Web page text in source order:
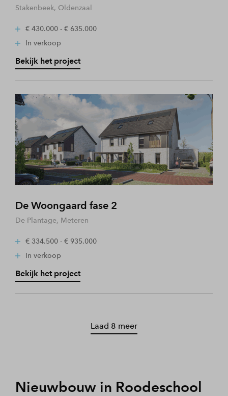
Stakenbeek, Oldenzaal
€ 430.000 - € 635.000
In verkoop
Bekijk het project
De Woongaard fase 2
De Plantage, Meteren
€ 334.500 - € 935.000
In verkoop
Bekijk het project
Laad 8 meer
Nieuwbouw in Roodeschool